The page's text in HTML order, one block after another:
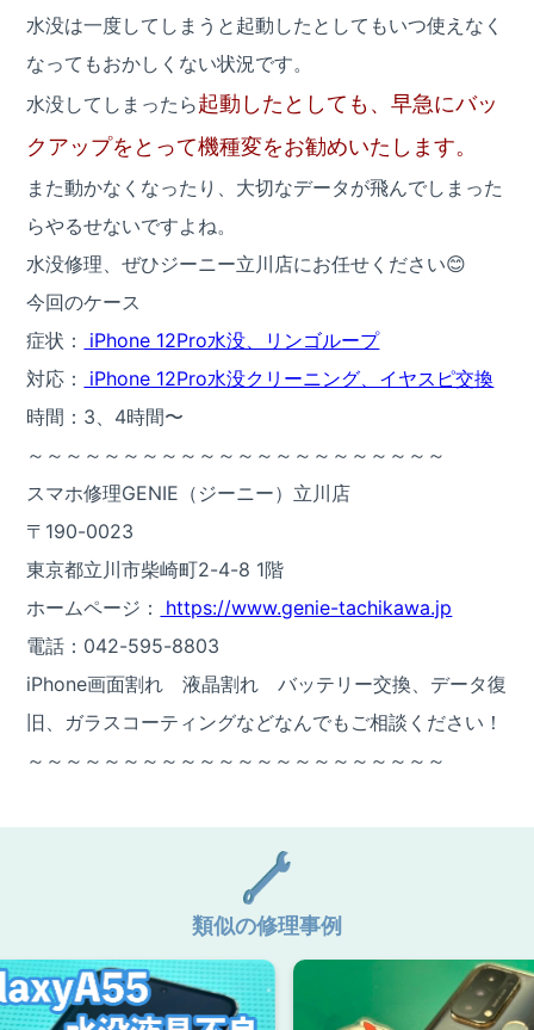
水没は一度してしまうと起動したとしてもいつ使えなく
なってもおかしくない状況です。
水没してしまったら起動したとしても、早急にバッ
クアップをとって機種変をお勧めいたします。
また動かなくなったり、大切なデータが飛んでしまった
らやるせないですよね。
水没修理、ぜひジーニー立川店にお任せください😊
今回のケース
症状：
iPhone 12Pro水没、リンゴループ
対応：
iPhone 12Pro水没クリーニング、イヤスピ交換
時間：3、4時間〜
～～～～～～～～～～～～～～～～～～～～～～
スマホ修理GENIE（ジーニー）立川店
〒190-0023
東京都立川市柴崎町2-4-8 1階
ホームページ：
https://www.genie-tachikawa.jp
電話：042-595-8803
iPhone画面割れ 液晶割れ バッテリー交換、データ復
旧、ガラスコーティングなどなんでもご相談ください！
～～～～～～～～～～～～～～～～～～～～～～
類似の修理事例